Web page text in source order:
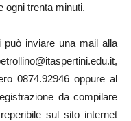
ogni trenta minuti.
inviare una mail alla
0874.92946 oppure al
da compilare
sul sito internet